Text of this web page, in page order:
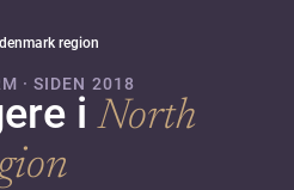
region
· SIDEN 2018
iNorth